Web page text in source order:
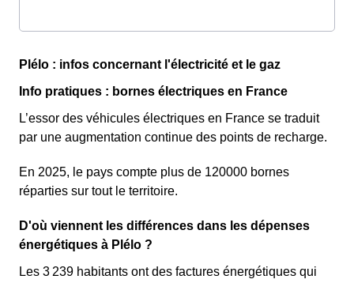
Plélo : infos concernant l'électricité et le gaz
Info pratiques : bornes électriques en France
L’essor des véhicules électriques en France se traduit
par une augmentation continue des points de recharge.
En 2025, le pays compte plus de 120000 bornes
réparties sur tout le territoire.
D'où viennent les différences dans les dépenses
énergétiques à Plélo ?
Les 3 239 habitants ont des factures énergétiques qui